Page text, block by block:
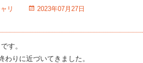
リ 2023年07月27日
す。
わりに近づいてきました。